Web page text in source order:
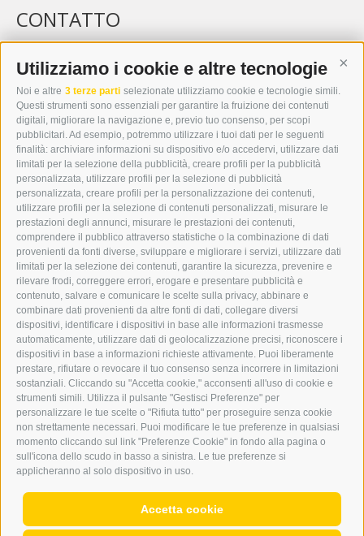
Utilizziamo i cookie e altre tecnologie
Noi e altre 3 terze parti selezionate utilizziamo cookie e tecnologie simili.
Questi strumenti sono essenziali per garantire la fruizione dei contenuti
digitali, migliorare la navigazione e, previo tuo consenso, per scopi
pubblicitari. Ad esempio, potremmo utilizzare i tuoi dati per le seguenti
finalità: archiviare informazioni su dispositivo e/o accedervi, utilizzare dati
limitati per la selezione della pubblicità, creare profili per la pubblicità
personalizzata, utilizzare profili per la selezione di pubblicità
personalizzata, creare profili per la personalizzazione dei contenuti,
utilizzare profili per la selezione di contenuti personalizzati, misurare le
prestazioni degli annunci, misurare le prestazioni dei contenuti,
comprendere il pubblico attraverso statistiche o la combinazione di dati
provenienti da fonti diverse, sviluppare e migliorare i servizi, utilizzare dati
limitati per la selezione dei contenuti, garantire la sicurezza, prevenire e
rilevare frodi, correggere errori, erogare e presentare pubblicità e
contenuto, salvare e comunicare le scelte sulla privacy, abbinare e
combinare dati provenienti da altre fonti di dati, collegare diversi
dispositivi, identificare i dispositivi in base alle informazioni trasmesse
automaticamente, utilizzare dati di geolocalizzazione precisi, riconoscere i
dispositivi in base a informazioni richieste attivamente. Puoi liberamente
prestare, rifiutare o revocare il tuo consenso senza incorrere in limitazioni
sostanziali. Cliccando su "Accetta cookie," acconsenti all'uso di cookie e
strumenti simili. Utilizza il pulsante "Gestisci Preferenze" per
personalizzare le tue scelte o "Rifiuta tutto" per proseguire senza cookie
non strettamente necessari. Puoi modificare le tue preferenze in qualsiasi
momento cliccando sul link "Preferenze Cookie" in fondo alla pagina o
sull'icona dello scudo in basso a sinistra. Le tue preferenze si
applicheranno al solo dispositivo in uso.
Accetta cookie
CONTATTO
WIPP-MEDIA GMBH
DER ERKER
I-39049 VIPITENO
TEL.: +39 0472 766876
GRAFIK@DERERKER.IT
INFO@DERERKER.IT
BARBARA.FONTANA@DERERKER.IT
ERKER
PUBBLICITÀ NELL’ERKER
PUBBLICITÀ ONLINE
ADDEBITO DIRETTO SEPA
REGOLAMENTO COMMENTI
ONLINE VOTING
SERVICE
EVENTI
ANNUNCI
LINK UTILI
METEO
WEBCAM
VIDEO
NECROLOGI